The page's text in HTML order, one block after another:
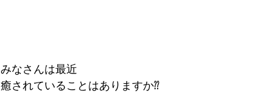
みなさんは最近
癒されていることはありますか⁇